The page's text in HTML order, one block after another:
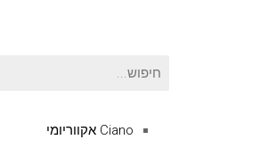
חיפוש
Ciano אקווריומי